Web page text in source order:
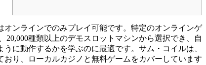
ンラインでのみプレイ可能です。特定のオンラインゲ
種類以上のデモスロットマシンから選択でき、自
に動作するかを学ぶのに最適です。サム・コイルは、
り、ローカルカジノと無料ゲームをカバーしています。